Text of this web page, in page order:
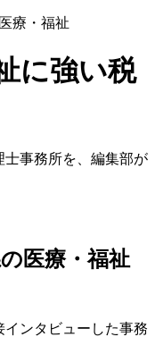
医療・福祉
に強い税
士事務所を、編集部が
医療・福祉
インタビューした事務